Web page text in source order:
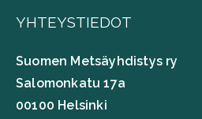
YHTEYSTIEDOT
Suomen Metsäyhdistys ry
Salomonkatu 17a
00100 Helsinki